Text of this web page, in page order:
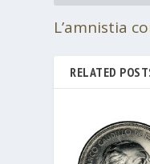
L’amnistia
RELATED